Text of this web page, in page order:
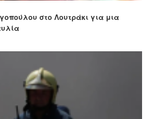
στο Λουτράκι για μια